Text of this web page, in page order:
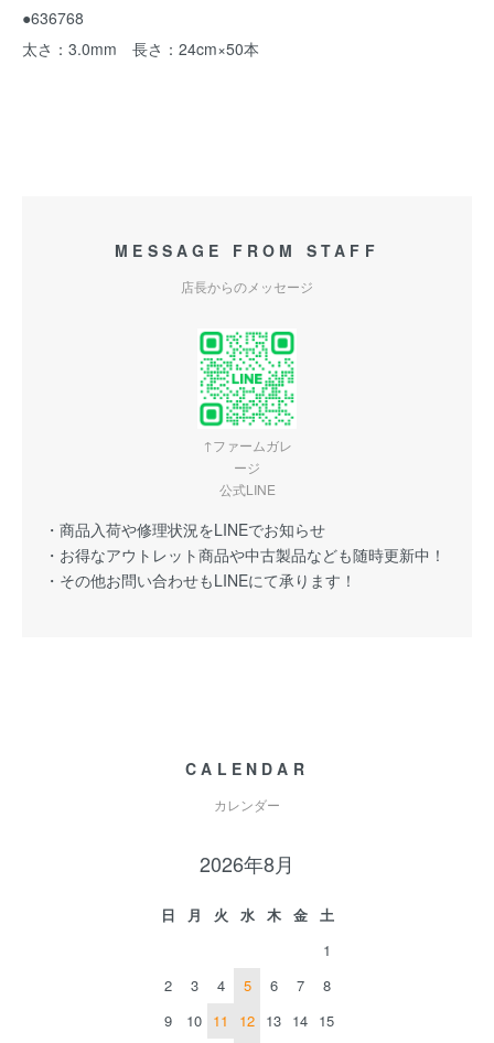
●636768
太さ：3.0mm 長さ：24cm×50本
MESSAGE FROM STAFF
店長からのメッセージ
↑ファームガレ
ージ
公式LINE
・商品入荷や修理状況をLINEでお知らせ
・お得なアウトレット商品や中古製品なども随時更新中！
・その他お問い合わせもLINEにて承ります！
CALENDAR
カレンダー
2026年8月
日 月 火 水 木 金
土
1
2
3 4 5 6 7
8
9
10 11 12 13 14 15